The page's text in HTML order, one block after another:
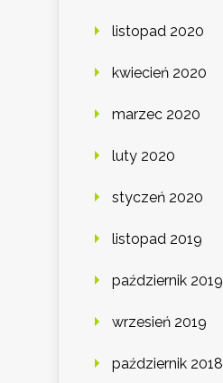
listopad 2020
kwiecień 2020
marzec 2020
luty 2020
styczeń 2020
listopad 2019
październik 2019
wrzesień 2019
październik 2018